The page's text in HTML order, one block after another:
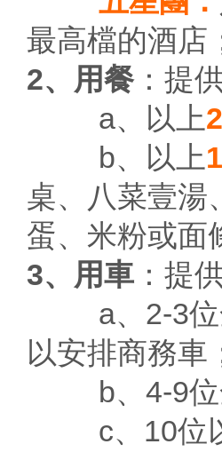
最高檔的酒店
2、用餐：提
a、以上
b、以上
桌、八菜壹湯
蛋、米粉或面
3、用車 ：提
a、2-3位全
以安排商務車
b、4-9位全
c、10位以